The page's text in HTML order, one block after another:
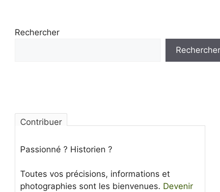
Rechercher
Rechercher
Contribuer
Passionné ? Historien ?
Toutes vos précisions, informations et
photographies sont les bienvenues. Devenir